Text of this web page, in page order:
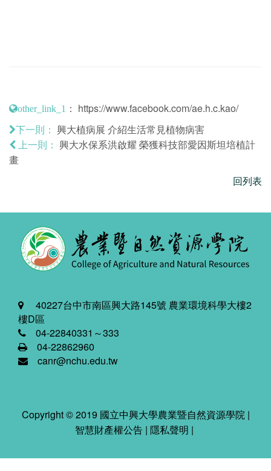
other_link_1 ： https://www.facebook.com/ae.h.c.kao/
下一則： 興大植病展 介紹生活常見植物病害
上一則：
興大水保系洪啟耀 榮獲科技部愛因斯坦培植計
畫
回列表
40227台中市南區興大路145號 農業環境科學大樓2
樓D區
04-22840331～333
04-22862960
canr@nchu.edu.tw
Copyright © 2019 國立中興大學農業暨自然資源學院 |
智慧財產權公告 | 隱私聲明 |